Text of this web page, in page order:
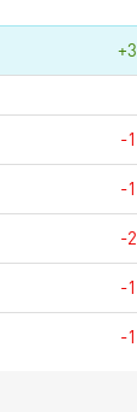
-
-
-
-
-